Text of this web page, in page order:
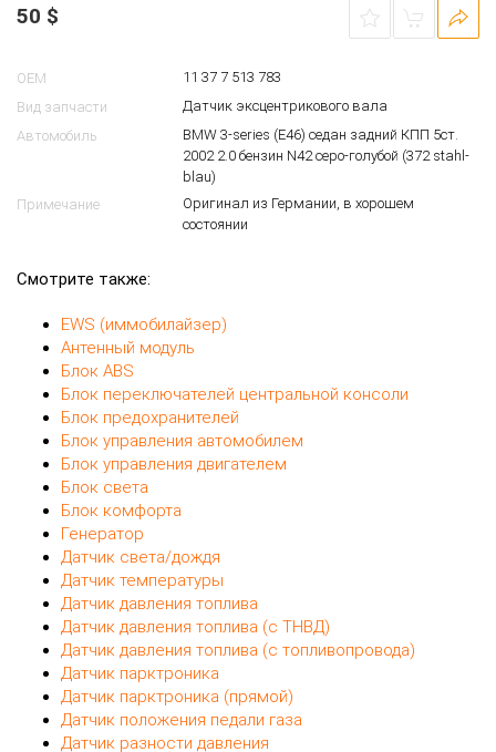
50 $
OEM
11 37 7 513 783
Вид запчасти
Датчик эксцентрикового вала
Автомобиль
BMW 3-series (E46) седан задний КПП 5ст.
2002 2.0 бензин N42 серо-голубой (372 stahl-
blau)
Примечание
Оригинал из Германии, в хорошем
состоянии
Смотрите также:
EWS (иммобилайзер)
Антенный модуль
Блок ABS
Блок переключателей центральной консоли
Блок предохранителей
Блок управления автомобилем
Блок управления двигателем
Блок света
Блок комфорта
Генератор
Датчик света/дождя
Датчик температуры
Датчик давления топлива
Датчик давления топлива (с ТНВД)
Датчик давления топлива (с топливопровода)
Датчик парктроника
Датчик парктроника (прямой)
Датчик положения педали газа
Датчик разности давления